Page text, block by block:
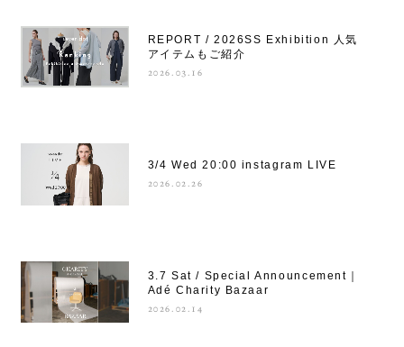
REPORT / 2026SS Exhibition 人気
アイテムもご紹介
2026.03.16
3/4 Wed 20:00 instagram LIVE
2026.02.26
3.7 Sat / Special Announcement｜
Adé Charity Bazaar
2026.02.14